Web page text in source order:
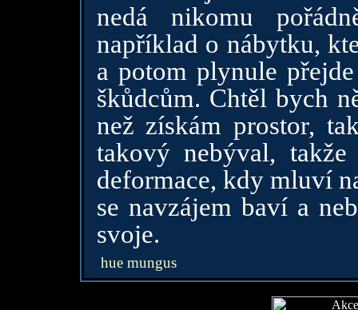
nedá nikomu
například o nábytku,
a potom plynule
škůdcům. Chtěl bych
než získám prostor,
takový nebýval,
deformace, kdy mluví
se navzájem baví a
svoje.
hue mungus